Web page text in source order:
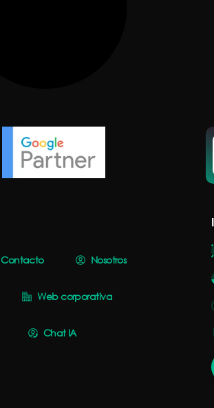
Contacto Nosotros
Web corporativa
Chat IA